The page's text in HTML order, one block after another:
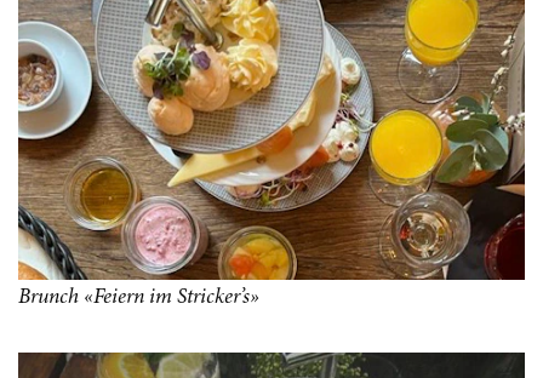
Brunch «Feiern im Stricker’s»